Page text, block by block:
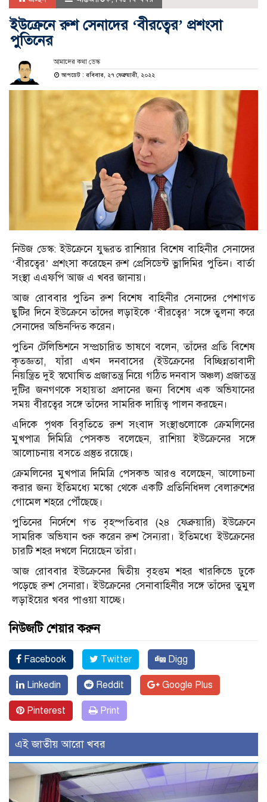
ইউক্রেনে রুশ সেনাদের ‘বীরত্বের’ প্রশংসা
পুতিনের
আমাদের কথা ডেস্ক
আপডেট : রবিবার, ২৭ ফেব্রুয়ারী, ২০২২
নিউজ ডেস্ক: ইউক্রেনে যুদ্ধরত রাশিয়ার বিশেষ বাহিনীর সেনাদের
‘বীরত্বের’ প্রশংসা করেছেন রুশ প্রেসিডেন্ট ভ্লাদিমির পুতিন। বার্তা
সংস্থা এএফপি আজ এ খবর জানায়।
আজ রোববার পুতিন রুশ বিশেষ বাহিনীর সেনাদের পেশাগত
ছুটির দিনে ইউক্রেনে তাঁদের লড়াইকে ‘বীরত্বের’ সঙ্গে তুলনা করে
সেনাদের অভিনন্দিত করেন।
পুতিন টেলিভিশনে সম্প্রচারিত ভাষণে বলেন, তাঁদের প্রতি বিশেষ
কৃতজ্ঞতা, যাঁরা এখন দনবাসের (ইউক্রেনের বিচ্ছিন্নতাবাদী
নিয়ন্ত্রিত দুই স্বঘোষিত প্রজাতন্ত্র নিয়ে গঠিত দনবাস অঞ্চল) প্রজাতন্ত্র
দুটির জনগণকে সহায়তা প্রদানের জন্য বিশেষ এক অভিযানের
সময় বীরত্বের সঙ্গে তাঁদের সামরিক দায়িত্ব পালন করছেন।
এদিকে পৃথক বিবৃতিতে রুশ সংবাদ সংস্থাগুলোকে ক্রেমলিনের
মুখপাত্র দিমিত্রি পেসকভ বলেছেন, রাশিয়া ইউক্রেনের সঙ্গে
আলোচনায় বসতে প্রস্তুত রয়েছে।
ক্রেমলিনের মুখপাত্র দিমিত্রি পেসকভ আরও বলেছেন, আলোচনা
করার জন্য ইতিমধ্যে মস্কো থেকে একটি প্রতিনিধিদল বেলারুশের
গোমেল শহরে পৌঁছেছে।
পুতিনের নির্দেশে গত বৃহস্পতিবার (২৪ ফেব্রুয়ারি) ইউক্রেনে
সামরিক অভিযান শুরু করেন রুশ সৈন্যরা। ইতিমধ্যে ইউক্রেনের
চারটি শহর দখলে নিয়েছেন তাঁরা।
আজ রোববার ইউক্রেনের দ্বিতীয় বৃহত্তম শহর খারকিভে ঢুকে
পড়েছে রুশ সেনারা। ইউক্রেনের সেনাবাহিনীর সঙ্গে তাঁদের তুমুল
লড়াইয়ের খবর পাওয়া যাচ্ছে।
নিউজটি শেয়ার করুন
Facebook Twitter Digg
Linkedin Reddit Google Plus
Pinterest Print
এই জাতীয় আরো খবর